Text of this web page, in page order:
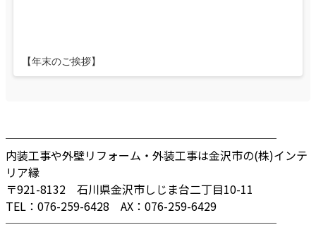
【年末のご挨拶】
────────────────────────
内装工事や外壁リフォーム・外装工事は金沢市の(株)インテ
リア縁
〒921-8132 石川県金沢市しじま台二丁目10-11
TEL：076-259-6428 AX：076-259-6429
────────────────────────